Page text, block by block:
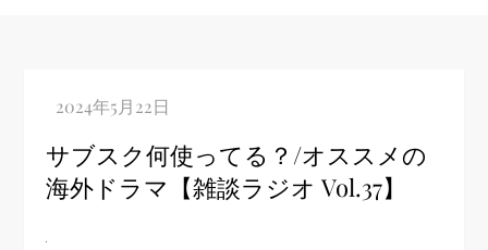
サブスク何使ってる？/オススメの
海外ドラマ【雑談ラジオ Vol.37】